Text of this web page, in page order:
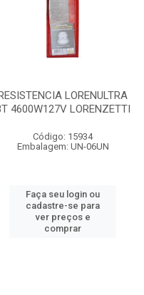
LORENULTRA
4600W127V LORENZETTI
Código: 15934
Embalagem: UN-06UN
Faça seu login ou
cadastre-se para
ver preços e
comprar